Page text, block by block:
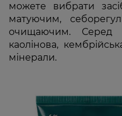
можете вибрати
матуючим,
очищаючим. Серед
каолінова,
мінерали.